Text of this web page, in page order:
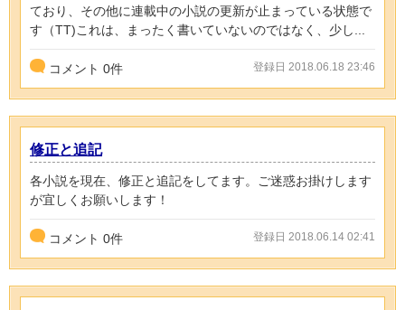
ており、その他に連載中の小説の更新が止まっている状態で
す（TT)これは、まったく書いていないのではなく、少し...
コメント 0件 登録日 2018.06.18 23:46
修正と追記
各小説を現在、修正と追記をしてます。ご迷惑お掛けします
が宜しくお願いします！
コメント 0件 登録日 2018.06.14 02:41